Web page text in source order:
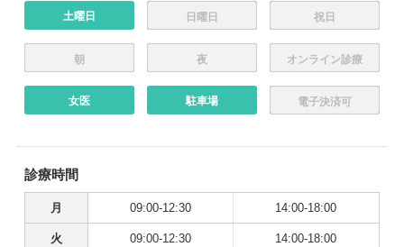
土曜日 日曜日 祝日
朝 夜 オンライン診療
女医 駐車場 電子決済可
診療時間
月 09:00-12:30 14:00-18:00
火 09:00-12:30 14:00-18:00